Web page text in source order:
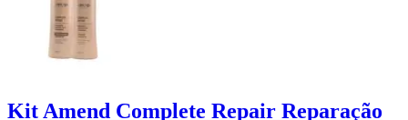
Kit Amend Complete Repair Reparação